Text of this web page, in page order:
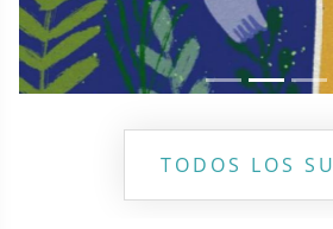
TODOS LOS